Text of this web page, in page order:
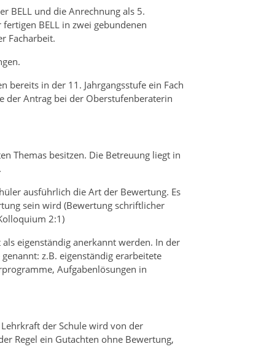
BELL und die Anrechnung als 5.
BELL in zwei gebundenen
Facharbeit.
in der 11. Jahrgangsstufe ein Fach
der Antrag bei der Oberstufenberaterin
Themas besitzen. Die Betreuung liegt in
ausführlich die Art der Bewertung. Es
sein wird (Bewertung schriftlicher
2:1)
eigenständig anerkannt werden. In der
z.B. eigenständig erarbeitete
Aufgabenlösungen in
der Schule wird von der
Regel ein Gutachten ohne Bewertung,